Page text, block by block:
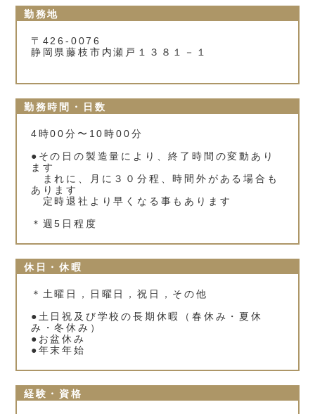
勤務地
〒426-0076
静岡県藤枝市内瀬戸１３８１－１
勤務時間・日数
4時00分〜10時00分
●その日の製造量により、終了時間の変動あり
ます
まれに、月に３０分程、時間外がある場合も
あります
定時退社より早くなる事もあります
＊週5日程度
休日・休暇
＊土曜日，日曜日，祝日，その他
●土日祝及び学校の長期休暇（春休み・夏休
み・冬休み）
●お盆休み
●年末年始
経験・資格